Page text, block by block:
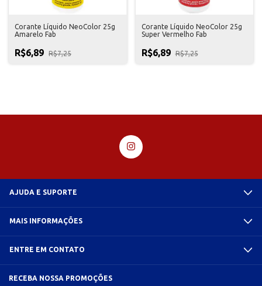
Corante Líquido NeoColor 25g
Amarelo Fab
R$6,89 R$7,25
Corante Líquido NeoColor 25g
Super Vermelho Fab
R$6,89 R$7,25
AJUDA E SUPORTE
MAIS INFORMAÇÕES
ENTRE EM CONTATO
RECEBA NOSSA PROMOÇÕES